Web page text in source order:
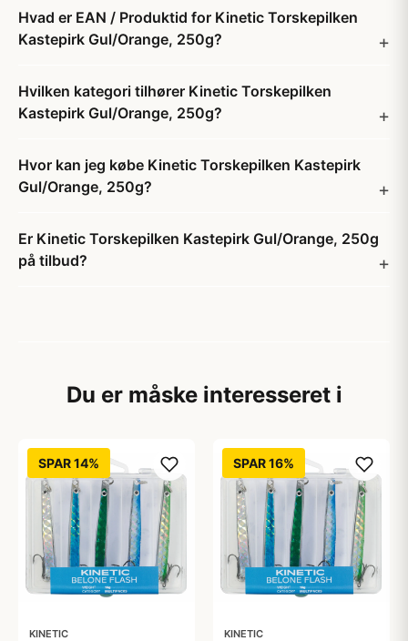
Hvad er EAN / Produktid for Kinetic Torskepilken
Kastepirk Gul/Orange, 250g?
Hvilken kategori tilhører Kinetic Torskepilken
Kastepirk Gul/Orange, 250g?
Hvor kan jeg købe Kinetic Torskepilken Kastepirk
Gul/Orange, 250g?
Er Kinetic Torskepilken Kastepirk Gul/Orange, 250g
på tilbud?
Du er måske interesseret i
SPAR 14%
KINETIC
SPAR 16%
KINETIC